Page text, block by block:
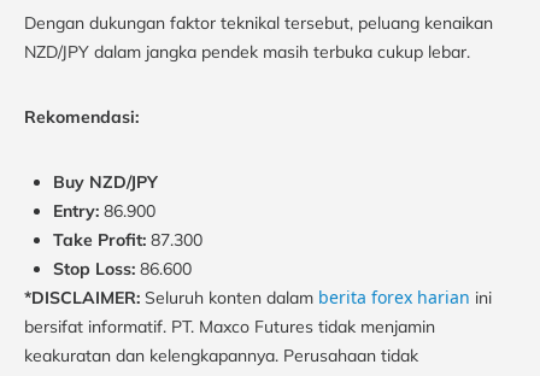
Dengan dukungan faktor teknikal tersebut, peluang kenaikan
NZD/JPY dalam jangka pendek masih terbuka cukup lebar.
Rekomendasi:
Buy NZD/JPY
Entry: 86.900
Take Profit: 87.300
Stop Loss: 86.600
*DISCLAIMER: Seluruh konten dalam berita forex harian ini
bersifat informatif. PT. Maxco Futures tidak menjamin
keakuratan dan kelengkapannya. Perusahaan tidak